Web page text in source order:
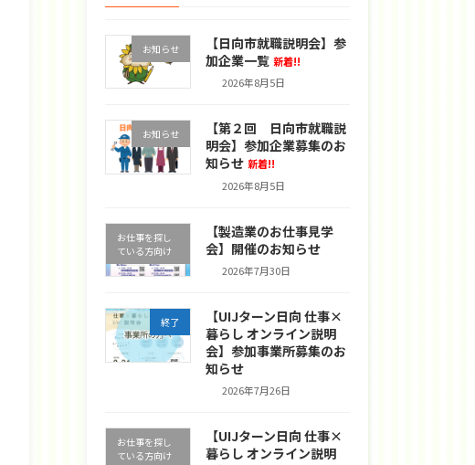
お知らせ
【日向市就職説明会】参
加企業一覧 新着!!
2026年8月5日
お知らせ
【第２回 日向市就職説
明会】参加企業募集のお
知らせ 新着!!
2026年8月5日
お仕事を探し
ている方向け
【製造業のお仕事見学
会】開催のお知らせ
2026年7月30日
終了
【UIJターン日向 仕事×
暮らし オンライン説明
会】参加事業所募集のお
知らせ
2026年7月26日
お仕事を探し
ている方向け
【UIJターン日向 仕事×
暮らし オンライン説明